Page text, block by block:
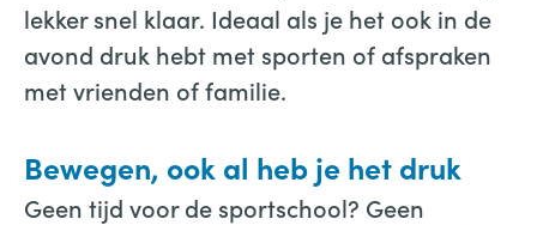
lekker snel klaar. Ideaal als je het ook in de
avond druk hebt met sporten of afspraken
met vrienden of familie.
Bewegen, ook al heb je het druk
Geen tijd voor de sportschool? Geen